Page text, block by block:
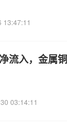
13:47:11
流入，金属
03:14:11